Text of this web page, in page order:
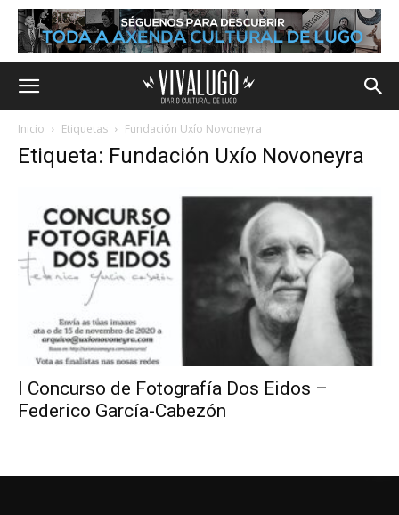
Inicio Etiquetas Fundación Uxío Novoneyra
Etiqueta: Fundación Uxío Novoneyra
I Concurso de Fotografía Dos Eidos –
Federico García-Cabezón